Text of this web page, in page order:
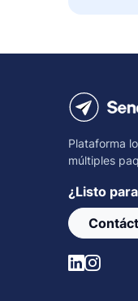
Plataforma
múltiples
¿Listo